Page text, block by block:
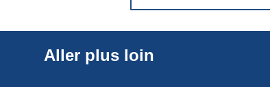
Aller plus loin